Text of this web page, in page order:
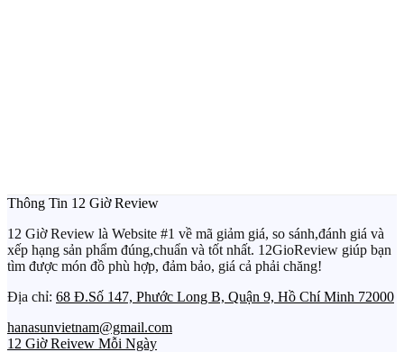
Thông Tin 12 Giờ Review
12 Giờ Review là Website #1 về mã giảm giá, so sánh,đánh giá và
xếp hạng sản phẩm đúng,chuẩn và tốt nhất. 12GioReview giúp bạn
tìm được món đồ phù hợp, đảm bảo, giá cả phải chăng!
Địa chỉ: 68 Đ.Số 147, Phước Long B, Quận 9, Hồ Chí Minh 72000
hanasunvietnam@gmail.com
12 Giờ Reivew Mỗi Ngày